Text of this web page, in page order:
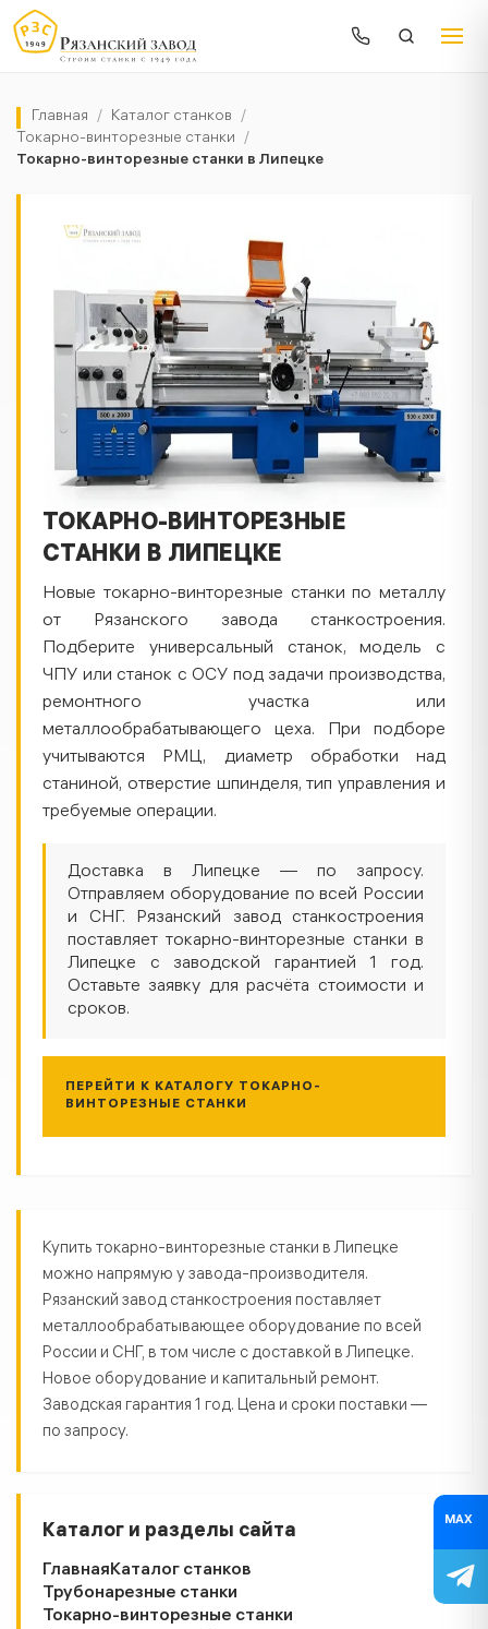
Главная / Каталог станков /
Токарно-винторезные станки /
Токарно-винторезные станки в Липецке
ТОКАРНО-ВИНТОРЕЗНЫЕ
СТАНКИ В ЛИПЕЦКЕ
Новые токарно-винторезные станки по металлу
от Рязанского завода станкостроения.
Подберите универсальный станок, модель с
ЧПУ или станок с ОСУ под задачи производства,
ремонтного участка или
металлообрабатывающего цеха. При подборе
учитываются РМЦ, диаметр обработки над
станиной, отверстие шпинделя, тип управления и
требуемые операции.
Доставка в Липецке — по запросу.
Отправляем оборудование по всей России
и СНГ. Рязанский завод станкостроения
поставляет токарно-винторезные станки в
Липецке с заводской гарантией 1 год.
Оставьте заявку для расчёта стоимости и
сроков.
ПЕРЕЙТИ К КАТАЛОГУ ТОКАРНО-
ВИНТОРЕЗНЫЕ СТАНКИ
Токарно-винторезные станки в
Купить токарно-винторезные станки в Липецке
можно напрямую у завода-производителя.
Рязанский завод станкостроения поставляет
металлообрабатывающее оборудование по всей
России и СНГ, в том числе с доставкой в Липецке.
Новое оборудование и капитальный ремонт.
Заводская гарантия 1 год. Цена и сроки поставки —
по запросу.
Каталог и разделы сайта
ГлавнаяКаталог станков
Трубонарезные станки
Токарно-винторезные станки
MAX